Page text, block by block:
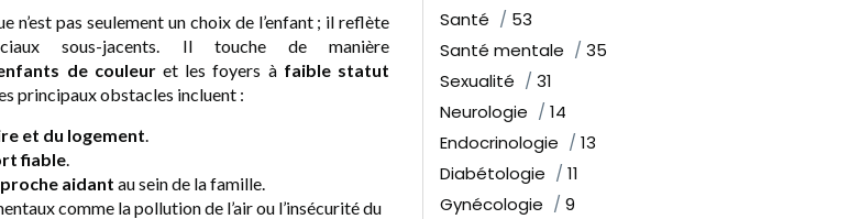
n’est pas seulement un choix de l’enfant ; il reflète
sous-jacents. Il touche de manière
de couleuret les foyers à faible statut
principaux obstacles incluent :
et du logement.
fiable.
proche aidant au sein de la famille.
comme la pollution de l’air ou l’insécurité du
Santé
53
Santé mentale
35
Sexualité
31
Neurologie
14
Endocrinologie
13
Diabétologie
11
Gynécologie
9